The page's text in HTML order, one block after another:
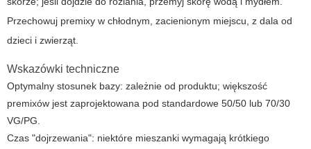
Przechowuj premixy w chłodnym, zacienionym miejscu, z dala od
dzieci i zwierząt.
Wskazówki techniczne
Optymalny stosunek bazy: zależnie od produktu; większość
premixów jest zaprojektowana pod standardowe 50/50 lub 70/30
VG/PG.
Czas "dojrzewania": niektóre mieszanki wymagają krótkiego